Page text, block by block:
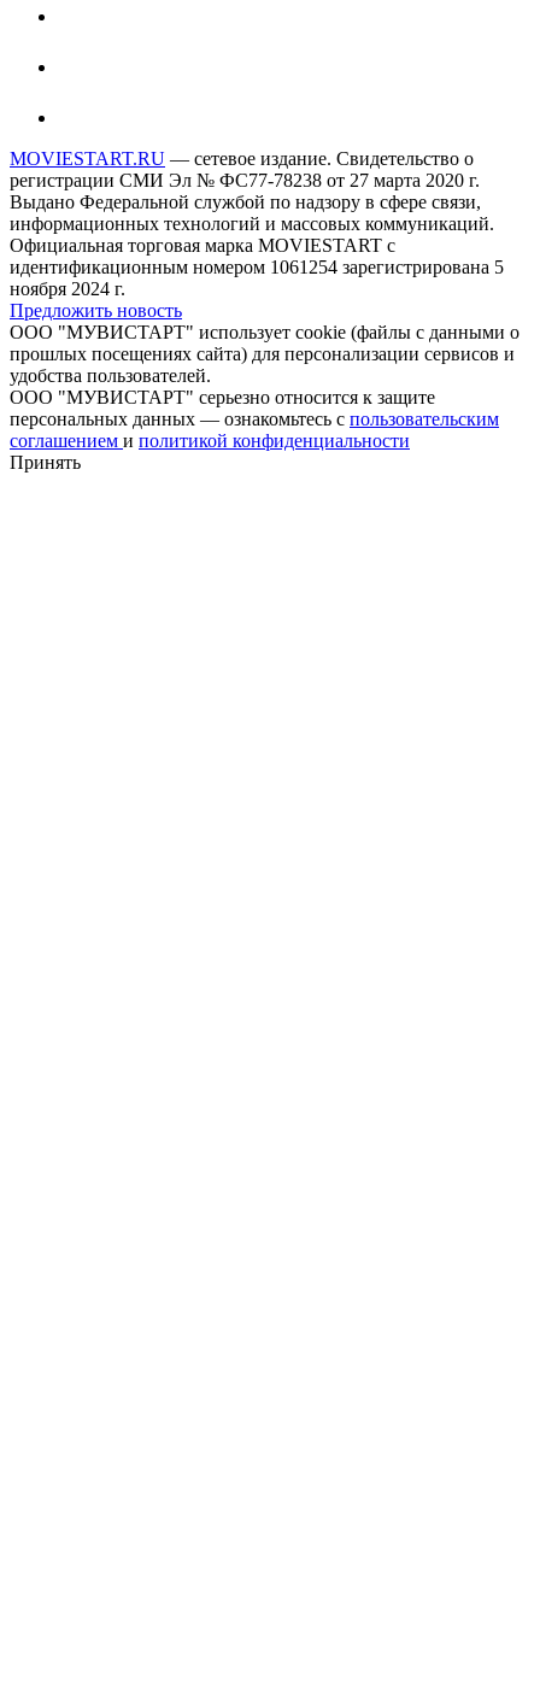
MOVIESTART.RU — сетевое издание. Свидетельство о
регистрации СМИ Эл № ФС77-78238 от 27 марта 2020 г.
Выдано Федеральной службой по надзору в сфере связи,
информационных технологий и массовых коммуникаций.
Официальная торговая марка MOVIESTART с
идентификационным номером 1061254 зарегистрирована 5
ноября 2024 г.
Предложить новость
ООО "МУВИСТАРТ" использует cookie (файлы с данными о
прошлых посещениях сайта) для персонализации сервисов и
удобства пользователей.
ООО "МУВИСТАРТ" серьезно относится к защите
персональных данных — ознакомьтесь с пользовательским
соглашением и политикой конфиденциальности
Принять